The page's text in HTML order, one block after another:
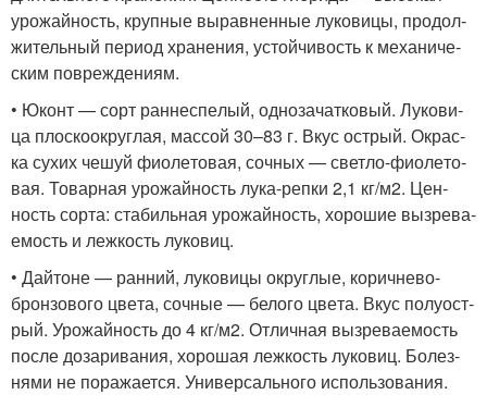
уро­жай­ность, круп­ные вырав­нен­ные луко­ви­цы, про­дол­
жи­тель­ный пери­од хра­не­ния, устой­чи­вость к меха­ни­че­
ским повреждениям.
• Юконт — сорт ран­не­спе­лый, одно­за­чат­ко­вый. Луко­ви­
ца плос­ко­округ­лая, мас­сой 30–83 г. Вкус ост­рый. Окрас­
ка сухих чешуй фио­ле­то­вая, соч­ных — свет­ло-фио­ле­то­
вая. Товар­ная уро­жай­ность лука-реп­ки 2,1 кг/м2. Цен­
ность сор­та: ста­биль­ная уро­жай­ность, хоро­шие вызре­ва­
е­мость и леж­кость луковиц.
• Дай­тоне — ран­ний, луко­ви­цы округ­лые, корич­не­во-
брон­зо­во­го цве­та, соч­ные — бело­го цве­та. Вкус полу­ост­
рый. Уро­жай­ность до 4 кг/м2. Отлич­ная вызре­ва­е­мость
после доза­ри­ва­ния, хоро­шая леж­кость луко­виц. Болез­
ня­ми не пора­жа­ет­ся. Уни­вер­саль­но­го использования.